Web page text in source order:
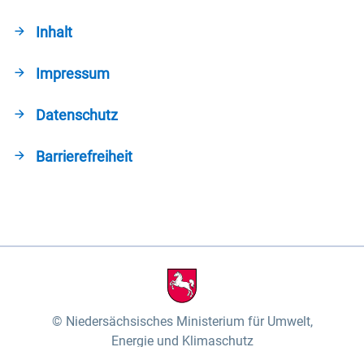
Inhalt
Impressum
Datenschutz
Barrierefreiheit
Niedersächsisches Ministerium für Umwelt,
Energie und Klimaschutz